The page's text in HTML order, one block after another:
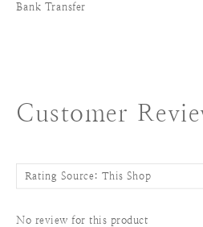
Bank Transfer
Customer
No review for this product